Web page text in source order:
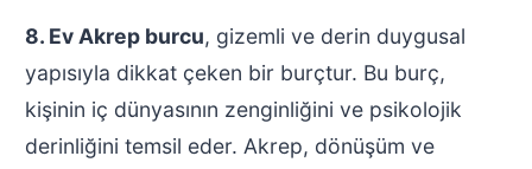
8. Ev Akrep burcu, gizemli ve derin duygusal
yapısıyla dikkat çeken bir burçtur. Bu burç,
kişinin iç dünyasının zenginliğini ve psikolojik
derinliğini temsil eder. Akrep, dönüşüm ve